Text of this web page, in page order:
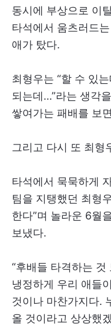
동시에 부상으로 이
타석에서 움츠러드
애가 탔다.
최형우는 “할 수 있
되는데…”라는 생각
쌓여가는 패배를 보
그리고 다시 또 최형
타석에서 묵묵하게
팀을 지탱했던 최형
한다”며 놀라운 6월
보냈다.
“후배들 타격하는
냉정하게 우리 애들
것이나 마찬가지다.
올 것이라고 상상했